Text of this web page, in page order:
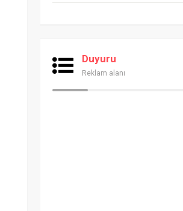
Duyuru
Reklam alanı